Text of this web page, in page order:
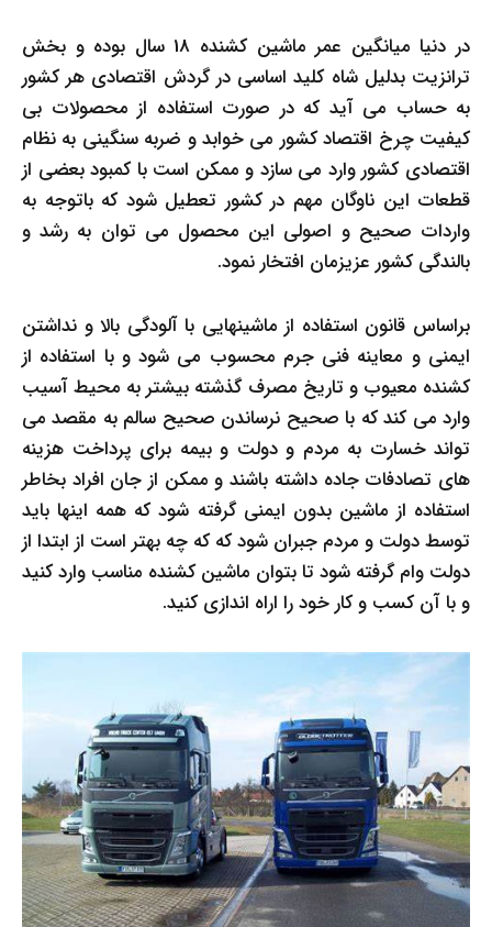
در دنیا میانگین عمر ماشین کشنده 18 سال بوده و بخش
ترانزیت بدلیل شاه کلید اساسی در گردش اقتصادی هر کشور
به حساب می آید که در صورت استفاده از محصولات بی
کیفیت چرخ اقتصاد کشور می خوابد و ضربه سنگینی به نظام
اقتصادی کشور وارد می سازد و ممکن است با کمبود بعضی از
قطعات این ناوگان مهم در کشور تعطیل شود که باتوجه به
واردات صحیح و اصولی این محصول می توان به رشد و
بالندگی کشور عزیزمان افتخار نمود.
براساس قانون استفاده از ماشینهایی با آلودگی بالا و نداشتن
ایمنی و معاینه فنی جرم محسوب می شود و با استفاده از
کشنده معیوب و تاریخ مصرف گذشته بیشتر به محیط آسیب
وارد می کند که با صحیح نرساندن صحیح سالم به مقصد می
تواند خسارت به مردم و دولت و بیمه برای پرداخت هزینه
های تصادفات جاده داشته باشند و ممکن از جان افراد بخاطر
استفاده از ماشین بدون ایمنی گرفته شود که همه اینها باید
توسط دولت و مردم جبران شود که که چه بهتر است از ابتدا از
دولت وام گرفته شود تا بتوان ماشین کشنده مناسب وارد کنید
و با آن کسب و کار خود را اراه اندازی کنید.